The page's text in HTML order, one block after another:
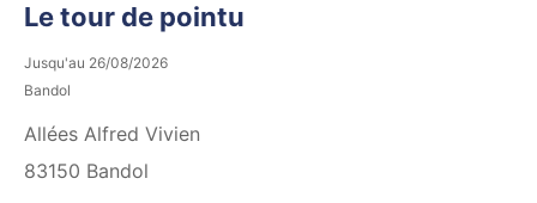
Le tour de pointu
Jusqu'au 26/08/2026
Bandol
Allées Alfred Vivien
83150 Bandol